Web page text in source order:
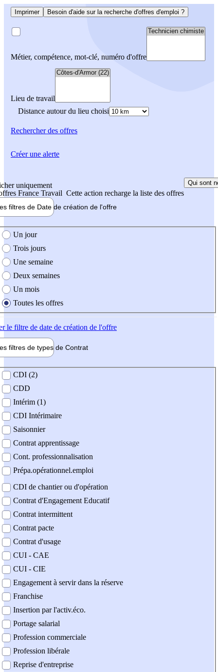
Imprimer Besoin d'aide sur la recherche d'offres d'emploi ?
Métier, compétence, mot-clé, numéro d'offre
Lieu de travail
Distance autour du lieu choisi
Rechercherdes offres
uniquement
France Travail Cette action recharge la liste des offres
Qui sont
filtres de Date de création de l'offre
création de l'offre
Un jour
Trois jours
Une semaine
Deux semaines
Un mois
Toutes les offres
le filtre de date de création de l'offre
filtres de types de Contrat
contrat
CDI (2)
CDD
Intérim (1)
CDI Intérimaire
Saisonnier
Contrat apprentissage
Cont. professionnalisation
Prépa.opérationnel.emploi
CDI de chantier ou d'opération
Contrat d'Engagement Educatif
Contrat intermittent
Contrat pacte
Contrat d'usage
CUI - CAE
CUI - CIE
Engagement à servir dans la réserve
Franchise
Insertion par l'activ.éco.
Portage salarial
Profession commerciale
Profession libérale
Reprise d'entreprise
Créer une alerte